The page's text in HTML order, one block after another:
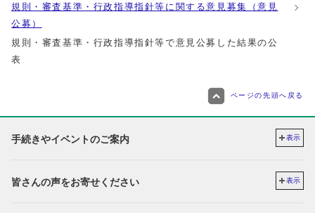
規則・審査基準・行政指導指針等に関する意見募集（意見
公募）
規則・審査基準・行政指導指針等で意見公募した結果の公
表
ページの先頭へ戻る
手続きやイベントのご案内 表示
皆さんの声をお寄せください 表示